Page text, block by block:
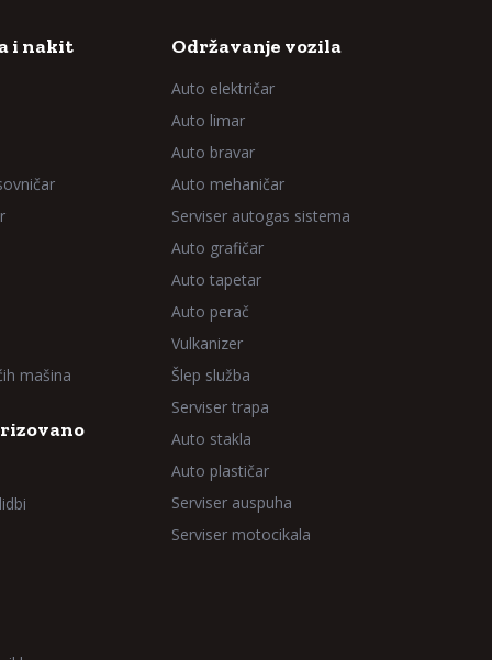
i nakit
mašina
Održavanje vozila
Auto električar
Auto limar
Auto bravar
Auto mehaničar
Serviser autogas sistema
Auto grafičar
Auto tapetar
Auto perač
Vulkanizer
Šlep služba
Serviser trapa
Auto stakla
Auto plastičar
Serviser auspuha
Serviser motocikala